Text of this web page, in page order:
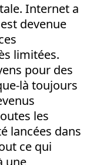
Internet a
devenue
limitées.
pour des
là toujours
les
lancées dans
ce qui